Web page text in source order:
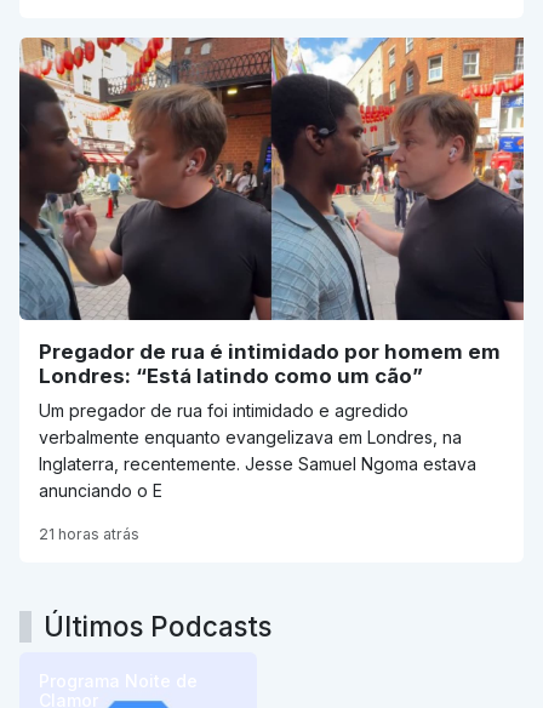
Pregador de rua é intimidado por homem em
Londres: “Está latindo como um cão”
Um pregador de rua foi intimidado e agredido
verbalmente enquanto evangelizava em Londres, na
Inglaterra, recentemente. Jesse Samuel Ngoma estava
anunciando o E
21 horas atrás
Últimos Podcasts
Programa Noite de
Clamor